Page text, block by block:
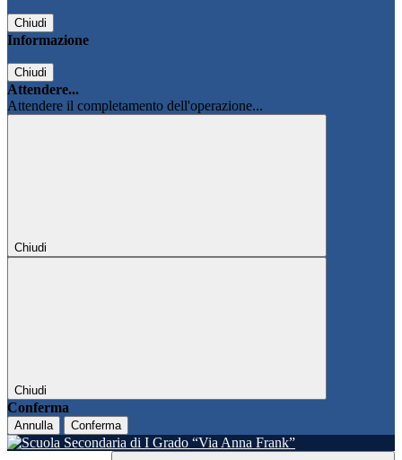
Chiudi
Informazione
Chiudi
Attendere...
Attendere il completamento dell'operazione...
Chiudi
Chiudi
Conferma
Annulla Conferma